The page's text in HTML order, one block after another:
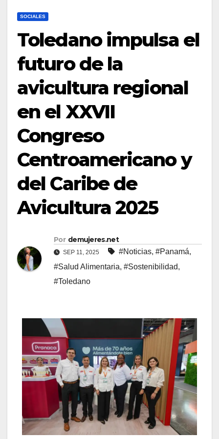
SOCIALES
Toledano impulsa el
futuro de la
avicultura regional
en el XXVII
Congreso
Centroamericano y
del Caribe de
Avicultura 2025
Por demujeres.net
SEP 11, 2025 #Noticias, #Panamá,
#Salud Alimentaria, #Sostenibilidad,
#Toledano